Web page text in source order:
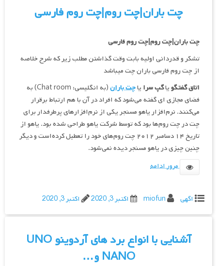
چت باران|چت روم|چت روم فارسی
چت باران|چت روم|چت روم فارسی
تشکر و قدردانی اولیه بابت وقت گذاشتن مطلب زیر که شرح خلاصه
از چت روم فارسی باران چت میباشد
اتاق گفتگویاگپ سرا یاچت باران
(به انگلیسی: Chat room) به
فضای مجازی ای گفته می‌شود که افراد در آن با هم ارتباط برقرار
می‌کنند. نرم‌افزار یاهو مسنجر یکی از نرم‌افزارهای پرطرفدار برای
چت در چت روم‌ها بود که توسط شرکت یاهو طراحی شده بود. یاهو از
تاریخ ۱۴ دسامبر ۲۰۱۲ چت روم‌های خود را تعطیل کرده‌است و دیگر
چنین چیزی در یاهو مسنجر دیده نمی‌شود.
مرور ادامه
اگهی miofun اکتبر 3, 2020 اکتبر 3, 2020
آشنایی با انواع برد های آردوینو UNO
NANO و…